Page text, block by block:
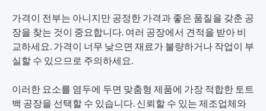
가격이 전부는 아니지만 공정한 가격과 좋은 품질을 갖춘 공
장을 찾는 것이 중요합니다. 여러 공장에서 견적을 받아 비
교하세요. 가격이 너무 낮으면 재료가 불량하거나 작업이 부
실할 수 있으므로 주의하세요.
이러한 요소를 염두에 두면 맞춤형 제품에 가장 적합한 토트
백 공장을 선택할 수 있습니다. 신뢰할 수 있는 제조업체와